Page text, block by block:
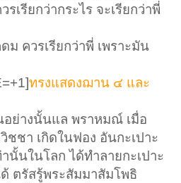
เรียกว่ากระไร จะเรียกว่าพี่
ม ควรเรียกว่าพี่ เพราะมัน
ทรงแสดงฌาน ๔ และ
อย่างนั้นแล พราหมณ์ เมื่อ
ชา เกิดในฟอง อันกะเปาะ
นั้นในโลก ได้ทำลายกะเปาะ
ตรัสรู้พระสัมมาสัมโพธิ